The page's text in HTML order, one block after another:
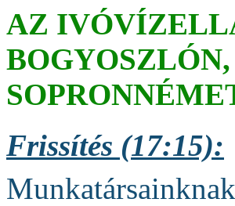
AZ
Frissítés (17:15):